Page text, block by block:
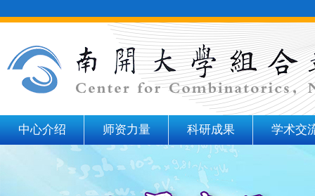
中心介绍 师资力量 科研成果 学术交